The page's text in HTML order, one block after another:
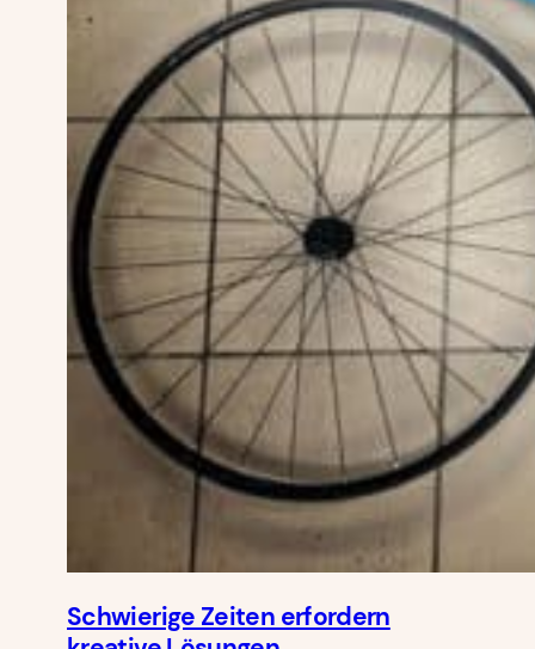
Schwierige Zeiten erfordern